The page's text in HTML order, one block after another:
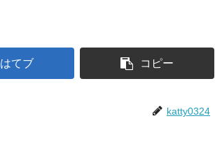
はてブ コピー
katty0324